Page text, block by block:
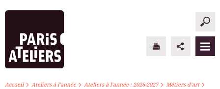
PARIS ATELIERS
Accueil> Ateliers à l’année> Ateliers à l’année : 2026-2027> Métiers d’art>